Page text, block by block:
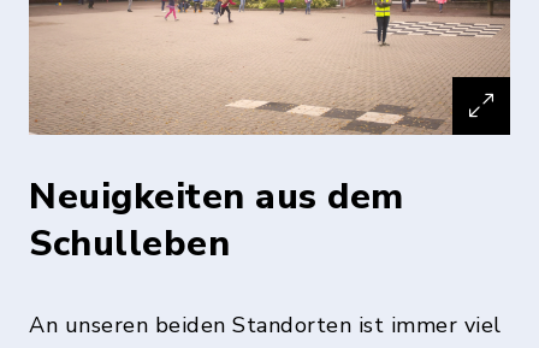
Neuigkeiten aus dem
Schulleben
An unseren beiden Standorten ist immer viel